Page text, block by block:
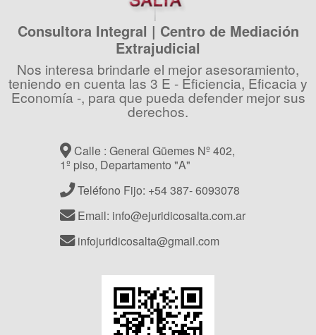
Consultora Integral | Centro de Mediación
Extrajudicial
Nos interesa brindarle el mejor asesoramiento,
teniendo en cuenta las 3 E - Eficiencia, Eficacia y
Economía -, para que pueda defender mejor sus
derechos.
Calle : General Güemes Nº 402,
1º piso, Departamento "A"
Teléfono Fijo: +54 387- 6093078
Email: info@ejuridicosalta.com.ar
infojuridicosalta@gmail.com